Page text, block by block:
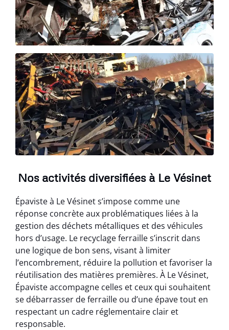
Nos activités diversifiées à Le Vésinet
Épaviste à Le Vésinet s’impose comme une
réponse concrète aux problématiques liées à la
gestion des déchets métalliques et des véhicules
hors d’usage. Le recyclage ferraille s’inscrit dans
une logique de bon sens, visant à limiter
l’encombrement, réduire la pollution et favoriser la
réutilisation des matières premières. À Le Vésinet,
Épaviste accompagne celles et ceux qui souhaitent
se débarrasser de ferraille ou d’une épave tout en
respectant un cadre réglementaire clair et
responsable.